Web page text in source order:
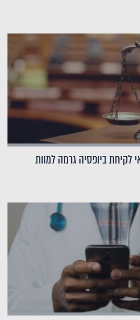
לקיחת ביופסיה גרמה למוות